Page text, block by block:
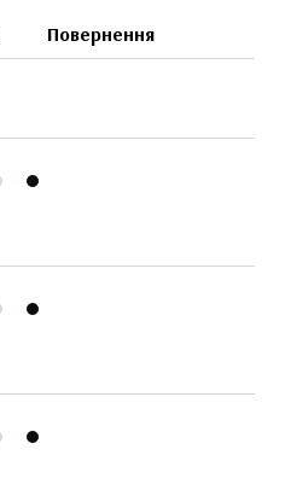
Повернення